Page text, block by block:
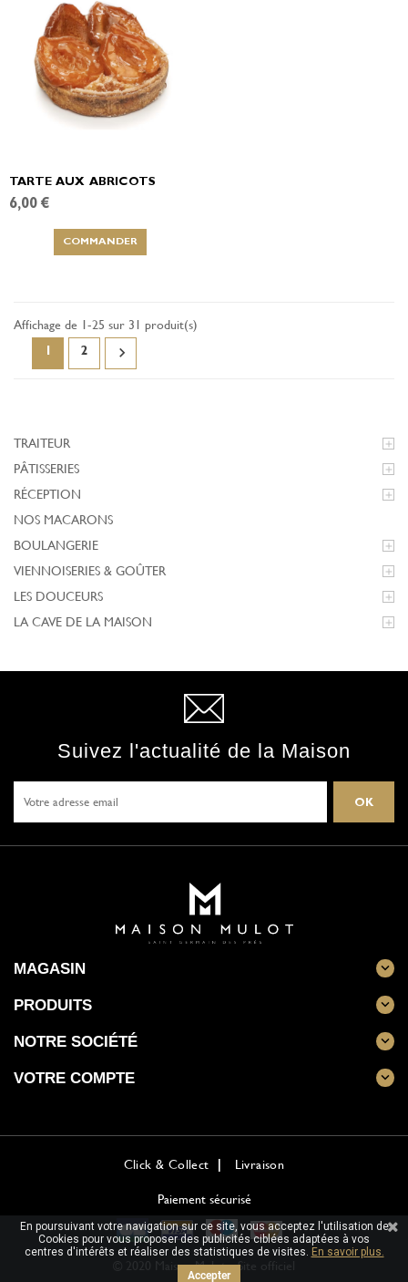
TARTE AUX ABRICOTS
6,00 €
COMMANDER
Affichage de 1-25 sur 31 produit(s)
2 
TRAITEUR 
PÂTISSERIES 
RÉCEPTION 
NOS MACARONS
BOULANGERIE

VIENNOISERIES & GOÛTER 
LES DOUCEURS 
LA CAVE DE LA MAISON 
Suivez l'actualité de la Maison
MAGASIN 
PRODUITS 
NOTRE SOCIÉTÉ 
VOTRE COMPTE 
Click & Collect
Livraison
Paiement sécurisé
© 2020 Maison Mulot - Site officiel
En poursuivant votre navigation sur ce site, vous acceptez l'utilisation de
Cookies pour vous proposer des publicités ciblées adaptées à vos
centres d'intérêts et réaliser des statistiques de visites. En savoir plus.
Accepter